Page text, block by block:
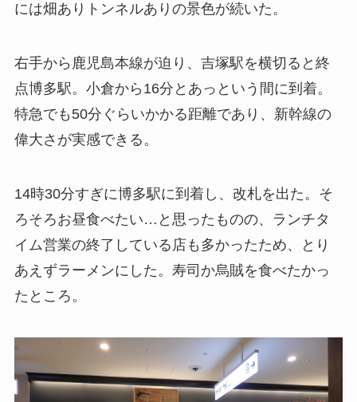
には畑ありトンネルありの景色が続いた。
右手から鹿児島本線が迫り、吉塚駅を横切ると終
点博多駅。小倉から16分とあっという間に到着。
特急でも50分ぐらいかかる距離であり、新幹線の
偉大さが実感できる。
14時30分すぎに博多駅に到着し、改札を出た。そ
ろそろお昼食べたい…と思ったものの、ランチタ
イム営業の終了している店も多かったため、とり
あえずラーメンにした。寿司か烏賊を食べたかっ
たところ。